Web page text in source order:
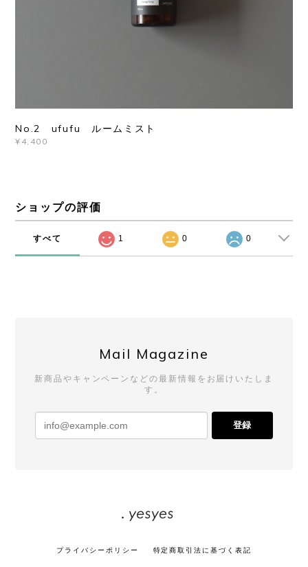
No.2 ufufu ルームミスト
¥4,400
ショップの評価
すべて 1 0 0
Mail Magazine
新商品やキャンペーンなどの最新情報をお届けいたしま
す。
登録
プライバシーポリシー 特定商取引法に基づく表記